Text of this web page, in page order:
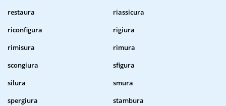
restaura
riassicura
riconfigura
rigiura
rimisura
rimura
scongiura
sfigura
silura
smura
spergiura
stambura